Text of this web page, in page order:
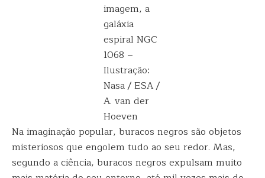
imagem, a
galáxia
espiral NGC
1068 –
Ilustração:
Nasa / ESA /
A. van der
Hoeven
Na imaginação popular, buracos negros são objetos
misteriosos que engolem tudo ao seu redor. Mas,
segundo a ciência, buracos negros expulsam muito